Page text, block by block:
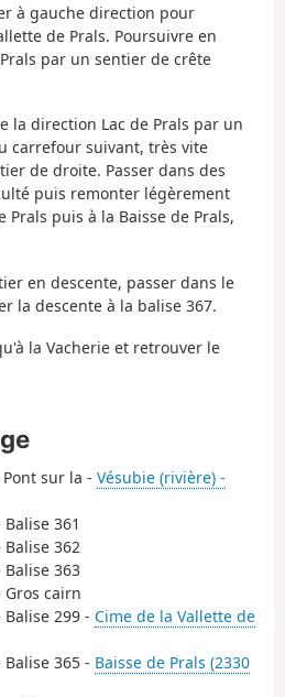
à gauche direction pour
de Prals. Poursuivre en
par un sentier de crête
la direction Lac de Prals par un
carrefour suivant, très vite
de droite. Passer dans des
puis remonter légèrement
Prals puis à la Baisse de Prals,
en descente, passer dans le
la descente à la balise 367.
la Vacherie et retrouver le
sur la - Vésubie (rivière) -
361
Balise 362
Balise 363
Gros cairn
299 - Cime de la Vallette de
365 - Baisse de Prals (2330